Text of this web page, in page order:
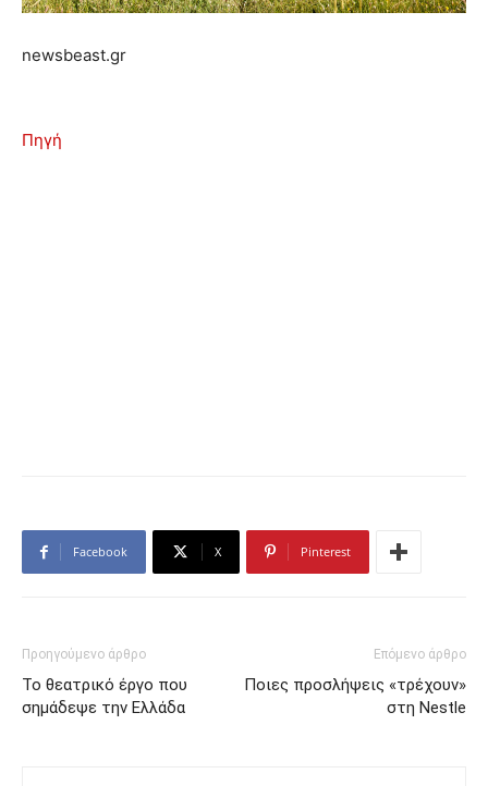
newsbeast.gr
Πηγή
Facebook X Pinterest
Προηγούμενο άρθρο
Το θεατρικό έργο που
σημάδεψε την Ελλάδα
Επόμενο άρθρο
Ποιες προσλήψεις «τρέχουν»
στη Nestle